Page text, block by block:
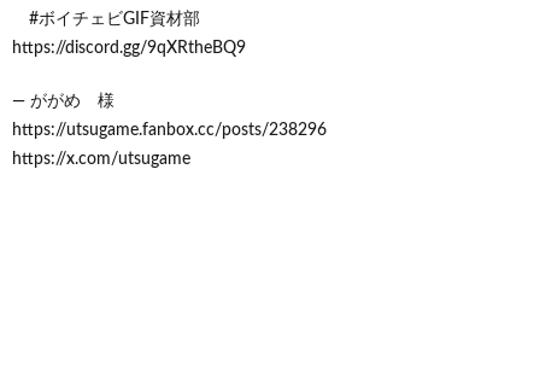
#ボイチェビGIF資材部
https://discord.gg/9qXRtheBQ9
— ががめ 様
https://utsugame.fanbox.cc/posts/238296
https://x.com/utsugame